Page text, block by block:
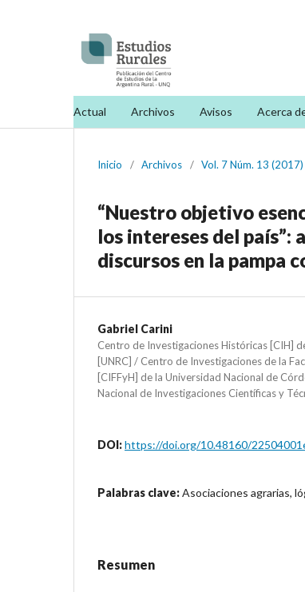
Actual Archivos Avisos Acerca
Inicio / Archivos / Vol. 7 Núm. 13 (2017)
“Nuestro objetivo
los intereses del
discursos en la pampa
Gabriel Carini
Centro de Investigaciones Históricas [CIH]
[UNRC] / Centro de Investigaciones de la
[CIFFyH] de la Universidad Nacional de
Nacional de Investigaciones Científicas y
DOI:https://doi.org/10.48160/
Palabras clave:Asociaciones agrarias,
Resumen